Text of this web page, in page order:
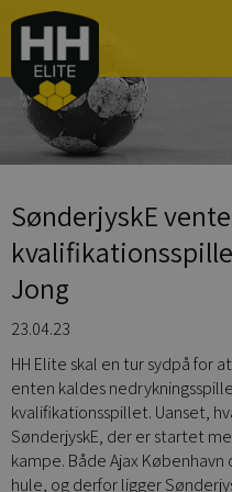
SønderjyskE
Jong
23.04.23
HH Elite skal en tur sydpå for
enten kaldes
kvalifikationsspillet. Uanset,
SønderjyskE, der er startet
kampe. Både Ajax
hule, og derfor ligger